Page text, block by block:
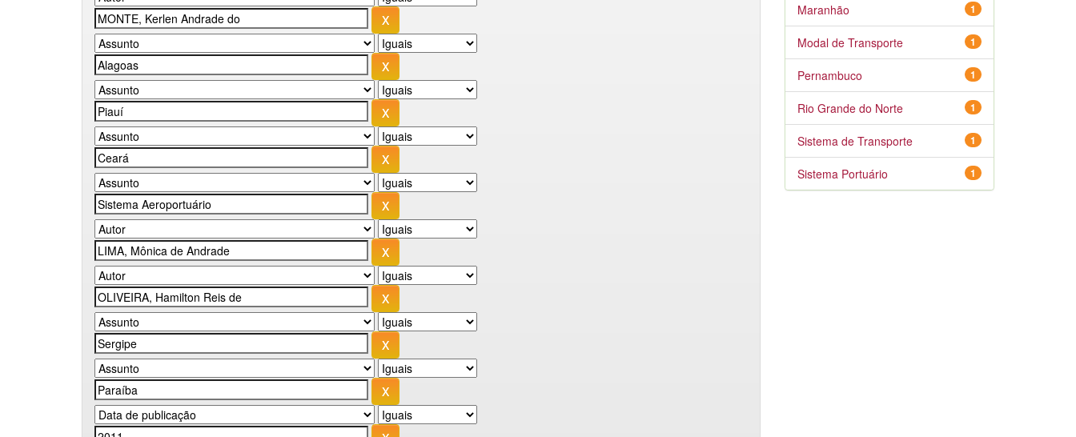
1
Maranhão
1
Modal de Transporte
1
Pernambuco
1
Rio Grande do Norte
1
Sistema de Transporte
1
Sistema Portuário